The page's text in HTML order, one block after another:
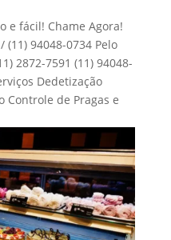
e fácil! Chame Agora!
(11) 94048-0734 Pelo
2872-7591 (11) 94048-
Dedetização
Controle de Pragas e